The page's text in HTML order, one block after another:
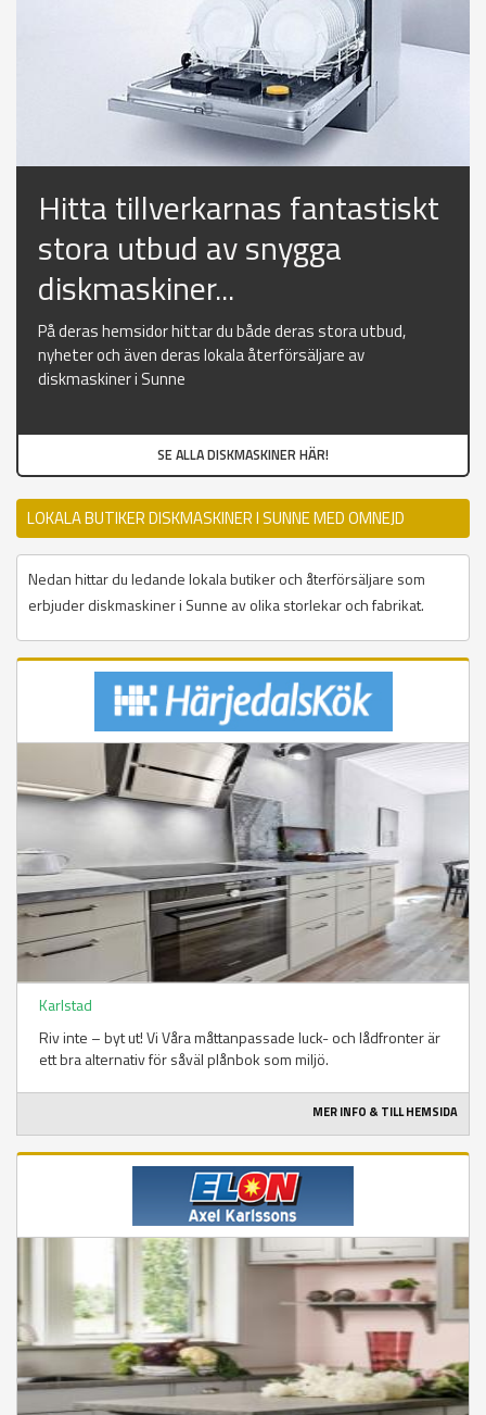
Hitta tillverkarnas fantastiskt
stora utbud av snygga
diskmaskiner...
På deras hemsidor hittar du både deras stora utbud,
nyheter och även deras lokala återförsäljare av
diskmaskiner i Sunne
SE ALLA DISKMASKINER HÄR!
LOKALA BUTIKER DISKMASKINER I SUNNE MED OMNEJD
Nedan hittar du ledande lokala butiker och återförsäljare som
erbjuder diskmaskiner i Sunne av olika storlekar och fabrikat.
Karlstad
Riv inte – byt ut! Vi Våra måttanpassade luck- och lådfronter är
ett bra alternativ för såväl plånbok som miljö.
MER INFO & TILL HEMSIDA